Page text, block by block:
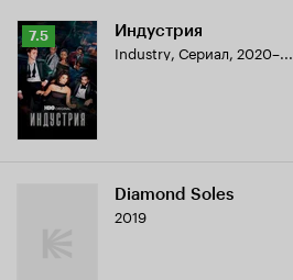
Рейтинг
Кинопоиска
7.5
7.5 Индустрия
Industry, Сериал, 2020–...
Diamond Soles
2019